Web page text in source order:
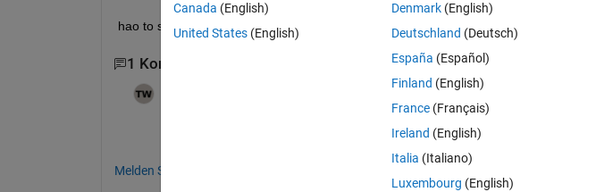
hao to solve this problem
1 Kommentar
Some of Mathworks systems are down atm. See https://status.mathworks.com/
Melden Sie sich an, um zu kommentieren.
Canada (English)
United States (English)
Denmark (English)
Deutschland (Deutsch)
España (Español)
Finland (English)
France (Français)
Ireland (English)
Italia (Italiano)
Luxembourg (English)